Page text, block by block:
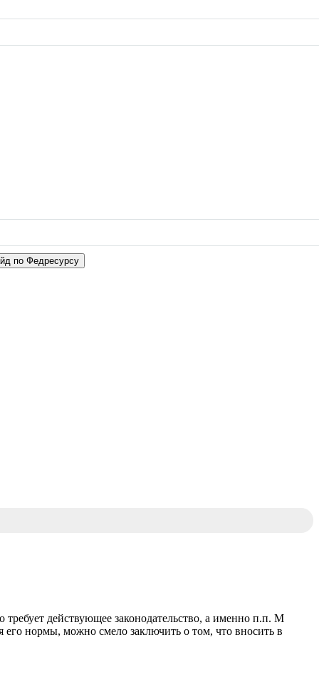
по Федресурсу
действующее законодательство, а именно п.п. М
нормы, можно смело заключить о том, что вносить в